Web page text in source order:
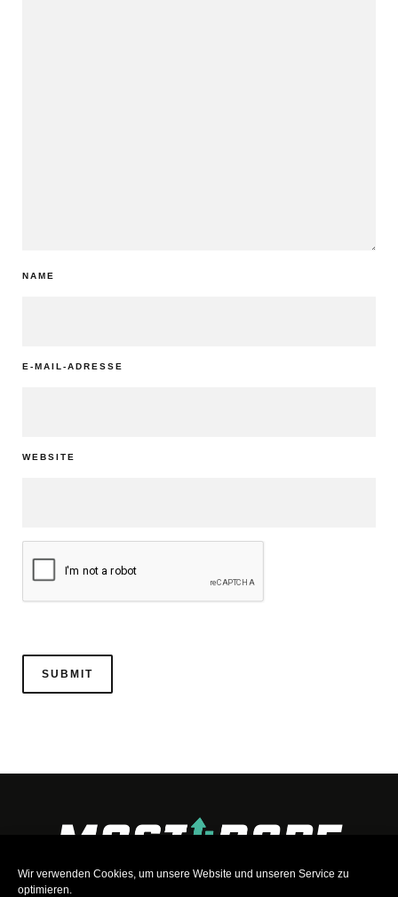
Wir verwenden Cookies, um unsere Website und unseren Service zu
optimieren.
NAME
E-MAIL-ADRESSE
WEBSITE